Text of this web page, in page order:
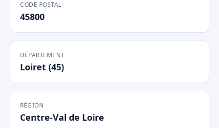
CODE POSTAL
45800
DÉPARTEMENT
Loiret (45)
RÉGION
Centre-Val de Loire